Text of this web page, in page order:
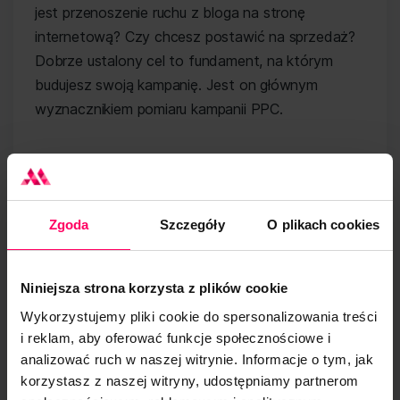
Zgoda Szczegóły O plikach cookies
Niniejsza strona korzysta z plików cookie
Wykorzystujemy pliki cookie do spersonalizowania treści
i reklam, aby oferować funkcje społecznościowe i
analizować ruch w naszej witrynie. Informacje o tym, jak
korzystasz z naszej witryny, udostępniamy partnerom
jest przenoszenie ruchu z bloga na stronę
internetową? Czy chcesz postawić na sprzedaż?
Dobrze ustalony cel to fundament, na którym
budujesz swoją kampanię. Jest on głównym
wyznacznikiem pomiaru kampanii PPC.
Ocena KPI
Kiedy dałeś swojej kampanii wystarczającą ilość
wiele, a ty powinieneś wybrać najbardziej
odpowiedni dla swojego biznesu.
CTR– współczynnik klikalności – dobry CTR
oznacza, że docelowi odbiorcy uznali reklamę za